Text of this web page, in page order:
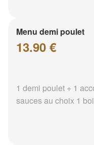
Menu demi poulet
13.90 €
1 demi poulet + 1
sauces au choix 1